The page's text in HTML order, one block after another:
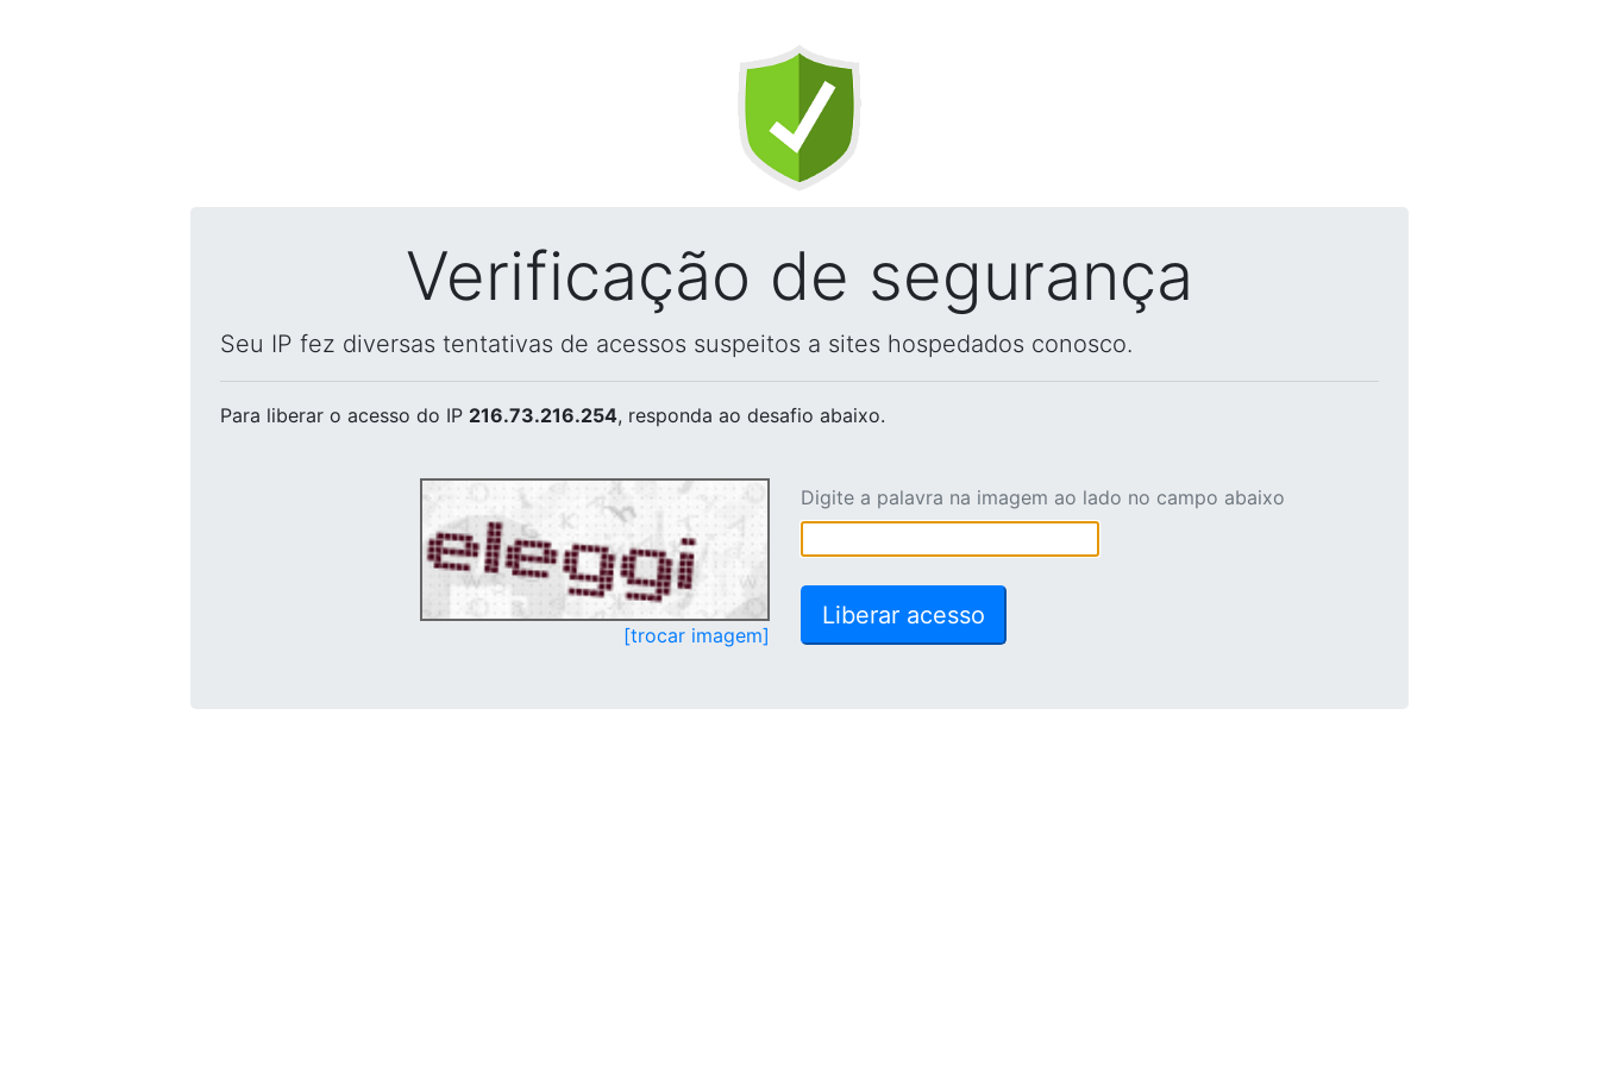
Verificação de segurança
Seu IP fez diversas tentativas de acessos suspeitos a sites hospedados conosco.
Para liberar o acesso do IP 216.73.216.254, responda ao desafio abaixo.
[trocar imagem]
Digite a palavra na imagem ao lado no campo abaixo